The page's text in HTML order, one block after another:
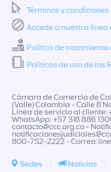
Términos y condiciones
Accede a nuestra línea
Política de tratamiento
Políticas de uso de las
Cámara de Comercio de
(Valle) Colombia - Calle 8
Línea de servicio al cliente:
WhatsApp: +57 318 886
contacto@ccc.org.co-
800-752-2222 - Correo:
Sedes | Noticias |